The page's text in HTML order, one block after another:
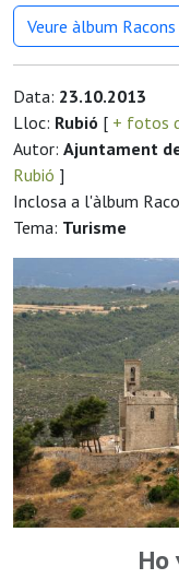
Veure àlbum
Data: 23.10.2013
Lloc: Rubió [ + fotos
Autor: Ajuntament
Rubió ]
Inclosa a l'àlbum
Tema: Turisme
Ho